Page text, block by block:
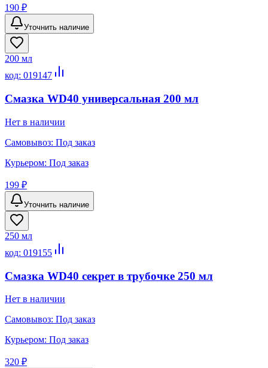
190 ₽
Уточнить наличие
200 мл
код: 019147
Смазка WD40 универсальная 200 мл
Нет в наличии
Самовывоз: Под заказ
Курьером: Под заказ
199 ₽
Уточнить наличие
250 мл
код: 019155
Смазка WD40 секрет в трубочке 250 мл
Нет в наличии
Самовывоз: Под заказ
Курьером: Под заказ
320 ₽